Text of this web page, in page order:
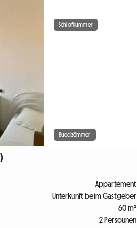
Schlofkummer
Buedzëmmer
Appartement
Unterkunft beim Gastgeber
60 m²
2 Persounen